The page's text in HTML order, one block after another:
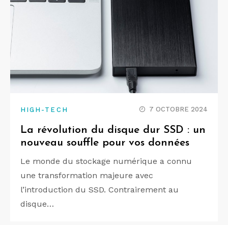
HIGH-TECH 7 OCTOBRE 2024
La révolution du disque dur SSD : un
nouveau souffle pour vos données
Le monde du stockage numérique a connu
une transformation majeure avec
l’introduction du SSD. Contrairement au
disque…